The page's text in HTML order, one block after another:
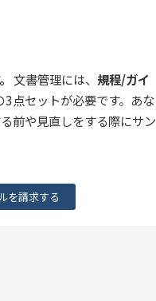
文書管理には、 規程/ガイ
3点セットが必要です。あな
前や見直しをする際にサン
を請求する